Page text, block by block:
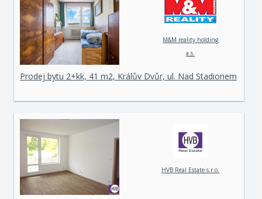
M&M reality holding
a.s.
Prodej bytu 2+kk, 41 m2, Králův Dvůr, ul. Nad Stadionem
HVB Real Estate s.r.o.